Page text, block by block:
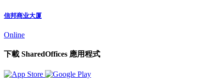
信邦商业大厦
Online
下載 SharedOffices 應用程式